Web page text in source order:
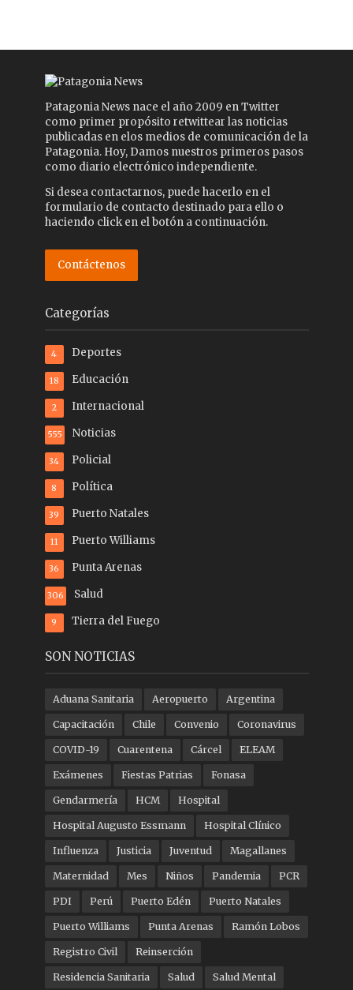
Patagonia News nace el año 2009 en Twitter
como primer propósito retwittear las noticias
publicadas en elos medios de comunicación de la
Patagonia. Hoy, Damos nuestros primeros pasos
como diario electrónico independiente.
Si desea contactarnos, puede hacerlo en el
formulario de contacto destinado para ello o
haciendo click en el botón a continuación.
Contáctenos
Categorías
Deportes
4
Educación
18
Internacional
2
Noticias
555
Policial
34
Política
8
Puerto Natales
39
Puerto Williams
11
Punta Arenas
36
Salud
306
Tierra del Fuego
9
SON NOTICIAS
Aduana Sanitaria Aeropuerto Argentina
Capacitación Chile Convenio Coronavirus
COVID-19 Cuarentena Cárcel ELEAM
Exámenes Fiestas Patrias Fonasa
Gendarmería HCM Hospital
Hospital Augusto Essmann Hospital Clínico
Influenza Justicia Juventud Magallanes
Maternidad Mes Niños Pandemia PCR
PDI Perú Puerto Edén Puerto Natales
Puerto Williams Punta Arenas Ramón Lobos
Registro Civil Reinserción
Residencia Sanitaria Salud Salud Mental